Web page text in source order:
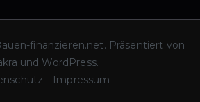
finanzieren.net. Präsentiert von
undWordPress.
Impressum